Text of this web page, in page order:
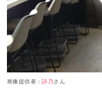
画像提供者：詩乃さん